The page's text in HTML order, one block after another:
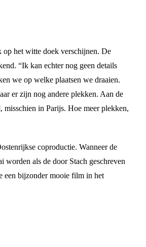
op het witte doek verschijnen. De
“Ik kan echter nog geen details
we op welke plaatsen we draaien.
er zijn nog andere plekken. Aan de
misschien in Parijs. Hoe meer plekken,
coproductie. Wanneer de
worden als de door Stach geschreven
een bijzonder mooie film in het